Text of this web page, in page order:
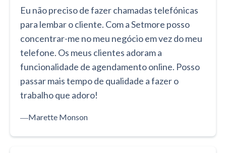
Eu não preciso de fazer chamadas telefónicas
para lembar o cliente. Com a Setmore posso
concentrar-me no meu negócio em vez do meu
telefone. Os meus clientes adoram a
funcionalidade de agendamento online. Posso
passar mais tempo de qualidade a fazer o
trabalho que adoro!
―Marette Monson